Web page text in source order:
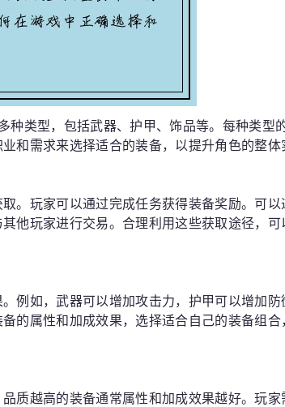
种类型，包括武器、护甲、饰品等。每种类型
和需求来选择适合的装备，以提升角色的整体
。玩家可以通过完成任务获得装备奖励。可
他玩家进行交易。合理利用这些获取途径，
例如，武器可以增加攻击力，护甲可以增加
的属性和加成效果，选择适合自己的装备组
质越高的装备通常属性和加成效果越好。玩